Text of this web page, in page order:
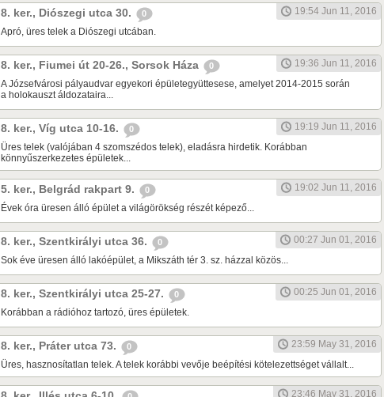
8. ker., Diószegi utca 30. 0
19:54 Jun 11, 2016
Apró, üres telek a Diószegi utcában.
8. ker., Fiumei út 20-26., Sorsok Háza 0
19:36 Jun 11, 2016
A Józsefvárosi pályaudvar egyekori épületegyüttesese, amelyet 2014-2015 során
a holokauszt áldozataira...
8. ker., Víg utca 10-16. 0
19:19 Jun 11, 2016
Üres telek (valójában 4 szomszédos telek), eladásra hirdetik. Korábban
könnyűszerkezetes épületek...
5. ker., Belgrád rakpart 9. 0
19:02 Jun 11, 2016
Évek óra üresen álló épület a világörökség részét képező...
8. ker., Szentkirályi utca 36. 0
00:27 Jun 01, 2016
Sok éve üresen álló lakóépület, a Mikszáth tér 3. sz. házzal közös...
8. ker., Szentkirályi utca 25-27. 0
00:25 Jun 01, 2016
Korábban a rádióhoz tartozó, üres épületek.
8. ker., Práter utca 73. 0
23:59 May 31, 2016
Üres, hasznosítatlan telek. A telek korábbi vevője beépítési kötelezettséget vállalt...
23:46 May 31, 2016